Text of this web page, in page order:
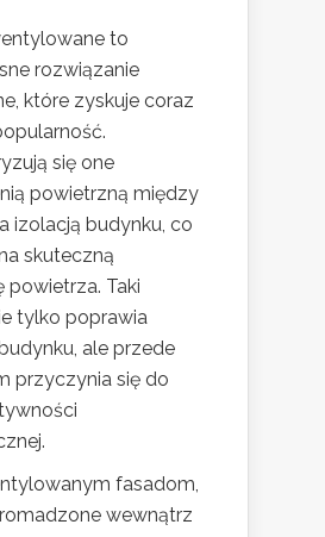
to
rozwiązanie
które zyskuje coraz
się one
powietrzną między
izolacją budynku, co
skuteczną
powietrza. Taki
tylko poprawia
ale przede
przyczynia się do
fasadom,
wewnątrz